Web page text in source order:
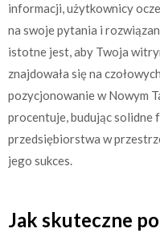
informacji, użytkownicy
na swoje pytania i
istotne jest, aby Twoja
znajdowała się na
pozycjonowanie w Nowym
procentuje, budując solidne
przedsiębiorstwa w
jego sukces.
Jak skuteczne